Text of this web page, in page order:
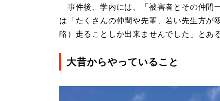
事件後、学内には、「被害者とその仲間
は「たくさんの仲間や先輩、若い先生方が
略）走ることしか出来ませんでした」とある
大昔からやっていること